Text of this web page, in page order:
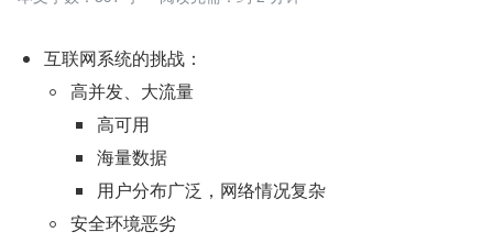
互联网系统的挑战：
高并发、大流量
高可用
海量数据
用户分布广泛，网络情况复杂
安全环境恶劣